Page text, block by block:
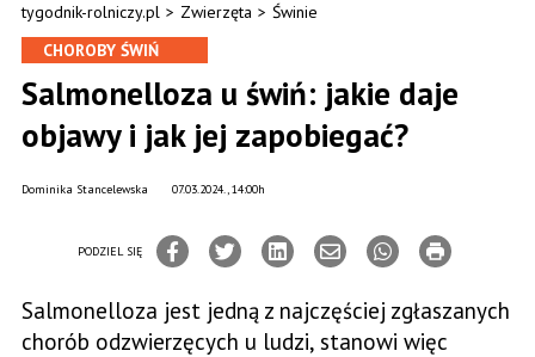
tygodnik-rolniczy.pl > Zwierzęta > Świnie
CHOROBY ŚWIŃ
Salmonelloza u świń: jakie daje
objawy i jak jej zapobiegać?
07.03.2024., 14:00h
Dominika Stancelewska
PODZIEL SIĘ
Salmonelloza jest jedną z najczęściej zgłaszanych
chorób odzwierzęcych u ludzi, stanowi więc